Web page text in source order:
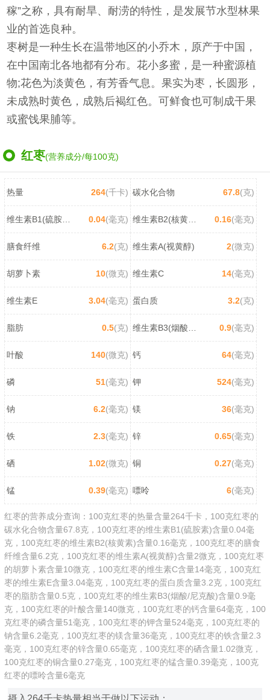
稼”之称，具有耐旱、耐涝的特性，是发展节水型林果
业的首选良种。
枣树是一种生长在温带地区的小乔木，原产于中国，
在中国南北各地都有分布。花小多蜜，是一种蜜源植
物;花色为淡黄色，有芳香气息。果实为枣，长圆形，
未成熟时黄色，成熟后褐红色。可鲜食也可制成干果
或蜜饯果脯等。
红枣(营养成分/每100克)
热量 264(千卡) 碳水化合物 67.8(克)
维生素B1(硫胺素) 0.04(毫克) 维生素B2(核黄素) 0.16(毫克)
膳食纤维 6.2(克) 维生素A(视黄醇) 2(微克)
胡萝卜素 10(微克) 维生素C 14(毫克)
维生素E 3.04(毫克) 蛋白质 3.2(克)
脂肪 0.5(克) 维生素B3(烟酸/尼克酸) 0.9(毫克)
叶酸 140(微克) 钙 64(毫克)
磷 51(毫克) 钾 524(毫克)
钠 6.2(毫克) 镁 36(毫克)
铁 2.3(毫克) 锌 0.65(毫克)
硒 1.02(微克) 铜 0.27(毫克)
锰 0.39(毫克) 嘌呤 6(毫克)
红枣的营养成分查询：100克红枣的热量含量264千卡，100克红枣的
碳水化合物含量67.8克，100克红枣的维生素B1(硫胺素)含量0.04毫
克，100克红枣的维生素B2(核黄素)含量0.16毫克，100克红枣的膳食
纤维含量6.2克，100克红枣的维生素A(视黄醇)含量2微克，100克红枣
的胡萝卜素含量10微克，100克红枣的维生素C含量14毫克，100克红
枣的维生素E含量3.04毫克，100克红枣的蛋白质含量3.2克，100克红
枣的脂肪含量0.5克，100克红枣的维生素B3(烟酸/尼克酸)含量0.9毫
克，100克红枣的叶酸含量140微克，100克红枣的钙含量64毫克，100
克红枣的磷含量51毫克，100克红枣的钾含量524毫克，100克红枣的
钠含量6.2毫克，100克红枣的镁含量36毫克，100克红枣的铁含量2.3
毫克，100克红枣的锌含量0.65毫克，100克红枣的硒含量1.02微克，
100克红枣的铜含量0.27毫克，100克红枣的锰含量0.39毫克，100克
红枣的嘌呤含量6毫克